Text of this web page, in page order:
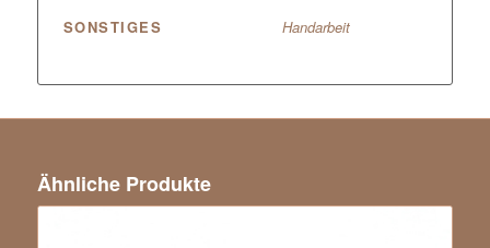
SONSTIGES
Handarbeit
Ähnliche Produkte